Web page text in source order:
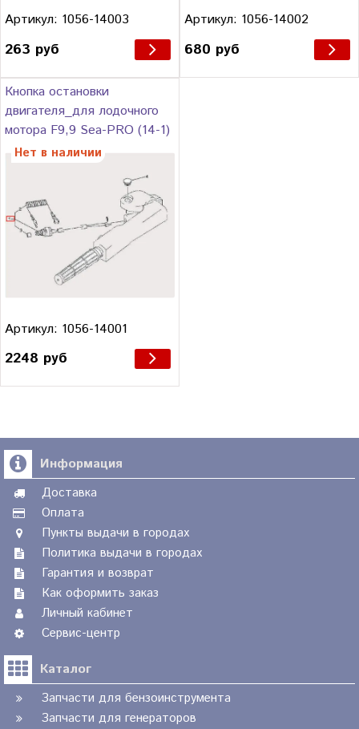
Артикул: 1056-14003
263 руб
Артикул: 1056-14002
680 руб
Кнопка остановки
двигателя_для лодочного
мотора F9,9 Sea-PRO (14-1)
Нет в наличии
Артикул: 1056-14001
2248 руб
Информация
Доставка
Оплата
Пункты выдачи в городах
Политика выдачи в городах
Гарантия и возврат
Как оформить заказ
Личный кабинет
Сервис-центр
Каталог
Запчасти для бензоинструмента
Запчасти для генераторов